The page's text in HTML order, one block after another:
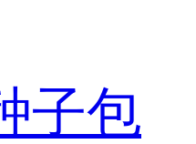
子包